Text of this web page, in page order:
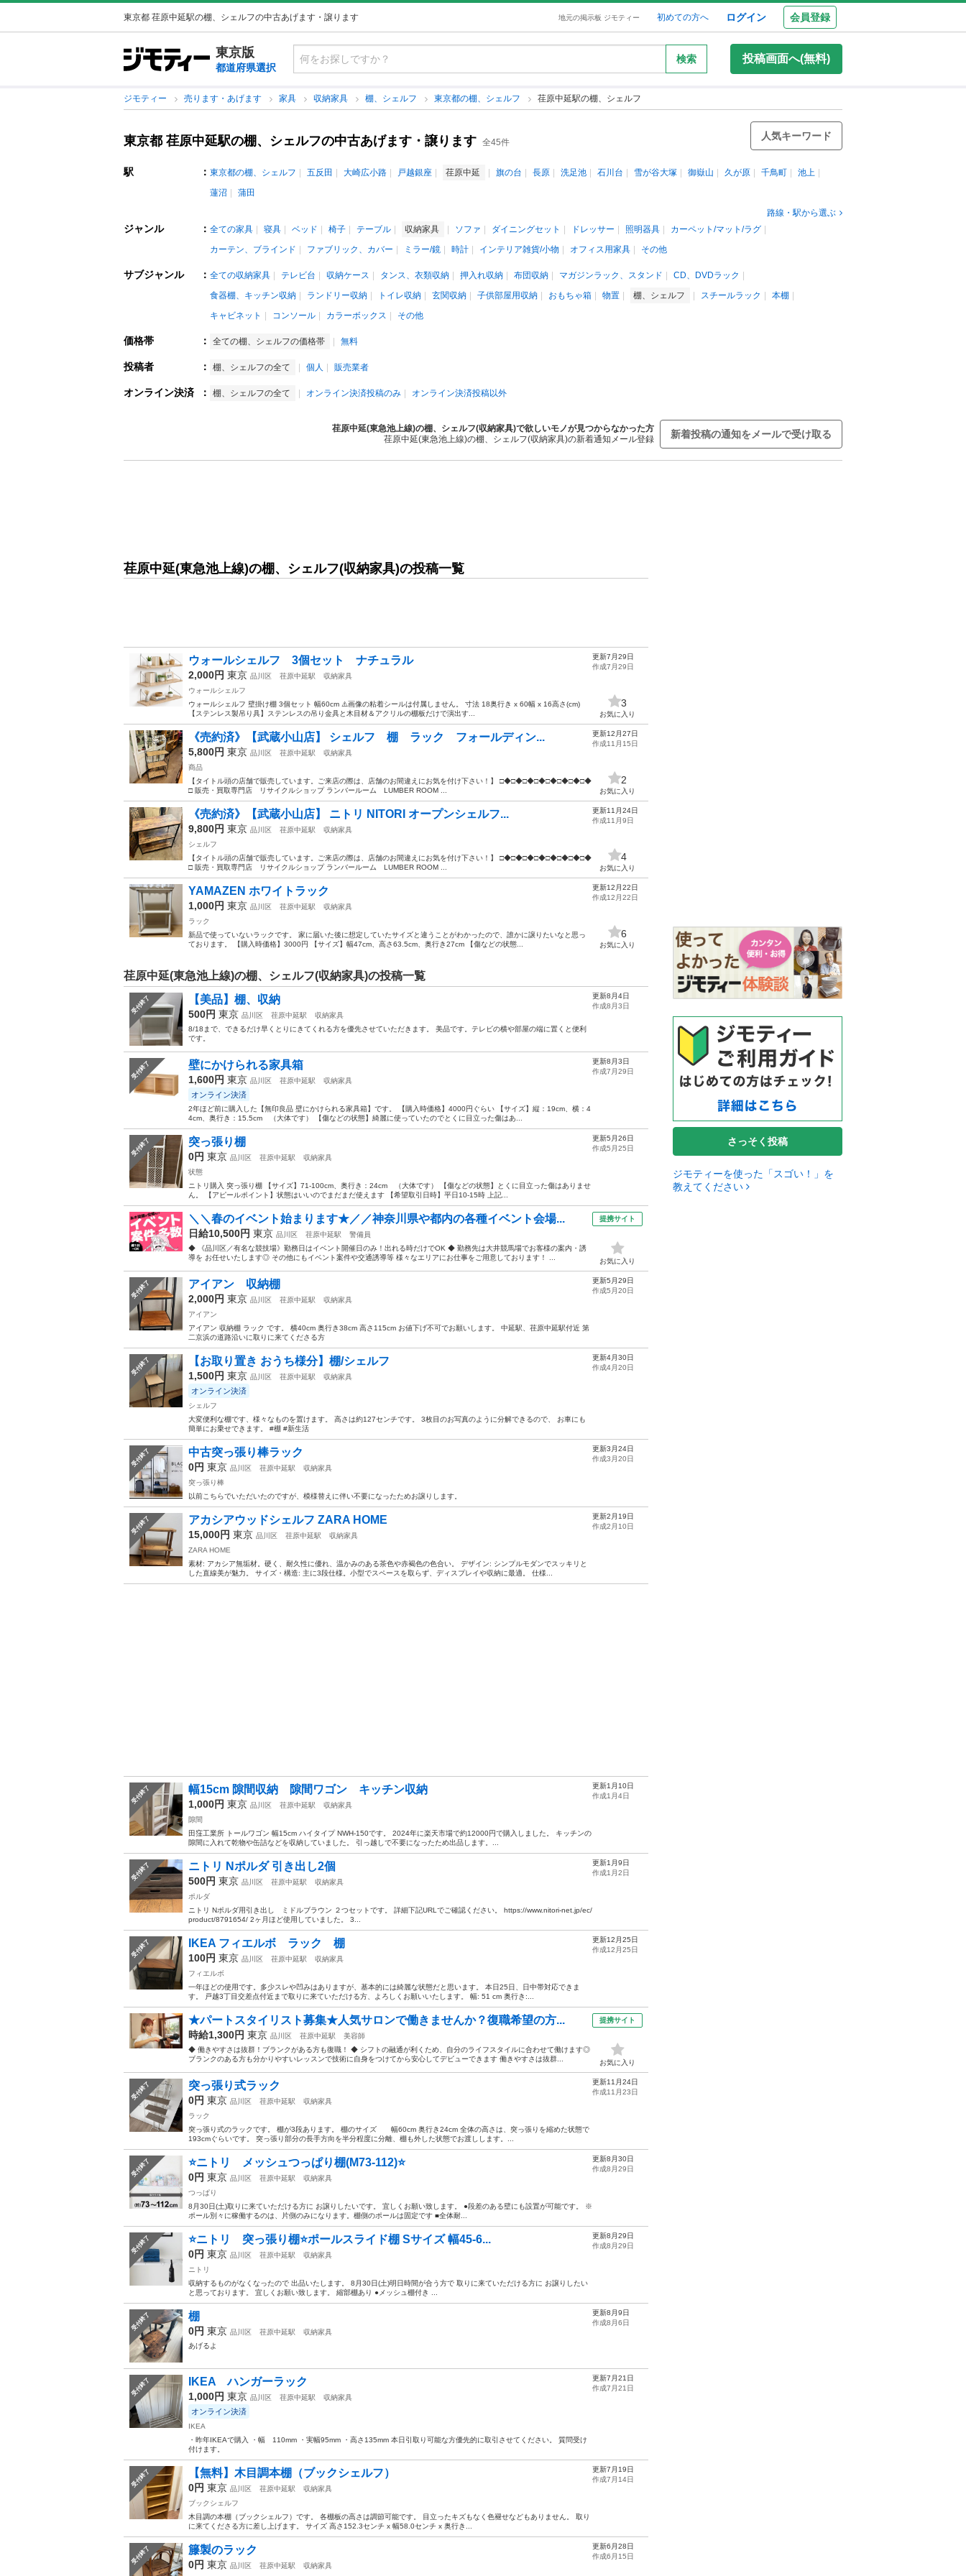
東京都 荏原中延駅の棚、シェルフの中古あげます・譲ります 地元の掲示板 ジモティー 初めての方へ ログイン 会員登録
東京版
都道府県選択
検索 投稿画面へ(無料)
ジモティー 売ります・あげます 家具 収納家具 棚、シェルフ 東京都の棚、シェルフ 荏原中延駅の棚、シェルフ
東京都 荏原中延駅の棚、シェルフの中古あげます・譲ります 全45件
人気キーワード
駅 ： 東京都の棚、シェルフ 五反田 大崎広小路 戸越銀座 荏原中延 旗の台 長原 洗足池 石川台 雪が谷大塚 御嶽山 久が原 千鳥町
池上
蓮沼
蒲田
路線・駅から選ぶ
ジャンル ： 全ての家具 寝具 ベッド 椅子 テーブル 収納家具 ソファ ダイニングセット ドレッサー 照明器具
カーペット/マット/ラグ
カーテン、ブラインド
ファブリック、カバー ミラー/鏡 時計 インテリア雑貨/小物 オフィス用家具 その他
サブジャンル ： 全ての収納家具 テレビ台 収納ケース タンス、衣類収納 押入れ収納 布団収納 マガジンラック、スタンド
CD、DVDラック
食器棚、キッチン収納
ランドリー収納 トイレ収納 玄関収納 子供部屋用収納 おもちゃ箱 物置 棚、シェルフ スチールラック
本棚
キャビネット
コンソール カラーボックス その他
価格帯 ： 全ての棚、シェルフの価格帯 無料
投稿者 ： 棚、シェルフの全て 個人 販売業者
オンライン決済 ： 棚、シェルフの全て オンライン決済投稿のみ オンライン決済投稿以外
荏原中延(東急池上線)の棚、シェルフ(収納家具)で欲しいモノが見つからなかった方
荏原中延(東急池上線)の棚、シェルフ(収納家具)の新着通知メール登録
新着投稿の通知をメールで受け取る
荏原中延(東急池上線)の棚、シェルフ(収納家具)の投稿一覧
ウォールシェルフ 3個セット ナチュラル
2,000円 東京 品川区 荏原中延駅
収納家具
ウォールシェルフ
ウォールシェルフ 壁掛け棚 3個セット 幅60cm ⚠️画像の粘着シールは付属しません。 寸法 18奥行き x 60幅 x 16高さ(cm)
【ステンレス製吊り具】ステンレスの吊り金具と木目材＆アクリルの棚板だけで演出す...
更新7月29日
作成7月29日
3
お気に入り
《売約済》【武蔵小山店】 シェルフ 棚 ラック フォールディン...
5,800円 東京 品川区 荏原中延駅
収納家具
商品
【タイトル頭の店舗で販売しています。ご来店の際は、店舗のお間違えにお気を付け下さい！】 □◆□◆□◆□◆□◆□◆□◆□◆
□ 販売・買取専門店 リサイクルショップ ランバールーム LUMBER ROOM ...
更新12月27日
作成11月15日
2
お気に入り
《売約済》【武蔵小山店】 ニトリ NITORI オープンシェルフ...
9,800円 東京 品川区 荏原中延駅
収納家具
シェルフ
【タイトル頭の店舗で販売しています。ご来店の際は、店舗のお間違えにお気を付け下さい！】 □◆□◆□◆□◆□◆□◆□◆□◆
□ 販売・買取専門店 リサイクルショップ ランバールーム LUMBER ROOM ...
更新11月24日
作成11月9日
4
お気に入り
YAMAZEN ホワイトラック
1,000円 東京 品川区 荏原中延駅
収納家具
ラック
新品で使っていないラックです。 家に届いた後に想定していたサイズと違うことがわかったので、誰かに譲りたいなと思っ
ております。 【購入時価格】3000円 【サイズ】幅47cm、高さ63.5cm、奥行き27cm 【傷などの状態...
更新12月22日
作成12月22日
6
お気に入り
荏原中延(東急池上線)の棚、シェルフ(収納家具)の投稿一覧
受付終了 【美品】棚、収納
500円 東京 品川区 荏原中延駅
収納家具
8/18まで、できるだけ早くとりにきてくれる方を優先させていただきます。 美品です。テレビの横や部屋の端に置くと便利
です。
更新8月4日
作成8月3日
受付終了 壁にかけられる家具箱
1,600円 東京 品川区 荏原中延駅 収納家具
オンライン決済
2年ほど前に購入した【無印良品 壁にかけられる家具箱】です。 【購入時価格】4000円ぐらい 【サイズ】縦：19cm、横：4
4cm、奥行き：15.5cm （大体です） 【傷などの状態】綺麗に使っていたのでとくに目立った傷はあ...
更新8月3日
作成7月29日
受付終了 突っ張り棚
0円 東京 品川区 荏原中延駅
収納家具
状態
ニトリ購入 突っ張り棚 【サイズ】71-100cm、奥行き：24cm （大体です） 【傷などの状態】とくに目立った傷はありませ
ん。 【アピールポイント】状態はいいのでまだまだ使えます 【希望取引日時】平日10-15時 上記...
更新5月26日
作成5月25日
＼＼春のイベント始まります★／／神奈川県や都内の各種イベント会場...
日給10,500円 東京 品川区 荏原中延駅
警備員
◆ 《品川区／有名な競技場》勤務日はイベント開催日のみ！出れる時だけでOK ◆ 勤務先は大井競馬場でお客様の案内・誘
導を お任せいたします◎ その他にもイベント案件や交通誘導等 様々なエリアにお仕事をご用意しております！ ...
提携サイト
お気に入り
受付終了 アイアン 収納棚
2,000円 東京 品川区 荏原中延駅
収納家具
アイアン
アイアン 収納棚 ラック です。 横40cm 奥行き38cm 高さ115cm お値下げ不可でお願いします。 中延駅、荏原中延駅付近 第
二京浜の道路沿いに取りに来てくださる方
更新5月29日
作成5月20日
受付終了 【お取り置き おうち様分】棚/シェルフ
1,500円 東京 品川区 荏原中延駅 収納家具
オンライン決済
シェルフ
大変便利な棚です、様々なものを置けます。 高さは約127センチです。 3枚目のお写真のように分解できるので、 お車にも
簡単にお乗せできます。 #棚 #新生活
更新4月30日
作成4月20日
受付終了 中古突っ張り棒ラック
0円 東京 品川区 荏原中延駅
収納家具
突っ張り棒
以前こちらでいただいたのですが、模様替えに伴い不要になったためお譲りします。
更新3月24日
作成3月20日
受付終了 アカシアウッドシェルフ ZARA HOME
15,000円 東京 品川区 荏原中延駅
収納家具
ZARA HOME
素材: アカシア無垢材。硬く、耐久性に優れ、温かみのある茶色や赤褐色の色合い。 デザイン: シンプルモダンでスッキリと
した直線美が魅力。 サイズ・構造: 主に3段仕様。小型でスペースを取らず、ディスプレイや収納に最適。 仕様...
更新2月19日
作成2月10日
受付終了 幅15cm 隙間収納 隙間ワゴン キッチン収納
1,000円 東京 品川区 荏原中延駅
収納家具
隙間
田窪工業所 トールワゴン 幅15cm ハイタイプ NWH-150です。 2024年に楽天市場で約12000円で購入しました。 キッチンの
隙間に入れて乾物や缶詰などを収納していました。 引っ越しで不要になったため出品します。...
更新1月10日
作成1月4日
受付終了 ニトリ Nポルダ 引き出し2個
500円 東京 品川区 荏原中延駅
収納家具
ポルダ
ニトリ Nポルダ用引き出し ミドルブラウン ２つセットです。 詳細下記URLでご確認ください。 https://www.nitori-net.jp/ec/
product/8791654/ 2ヶ月ほど使用していました。 3...
更新1月9日
作成1月2日
受付終了 IKEA フィエルボ ラック 棚
100円 東京 品川区 荏原中延駅
収納家具
フィエルボ
一年ほどの使用です。多少スレや凹みはありますが、基本的には綺麗な状態だと思います。 本日25日、日中帯対応できま
す。 戸越3丁目交差点付近まで取りに来ていただける方、よろしくお願いいたします。 幅: 51 cm 奥行き:...
更新12月25日
作成12月25日
★パートスタイリスト募集★人気サロンで働きませんか？復職希望の方...
時給1,300円 東京 品川区 荏原中延駅
美容師
◆ 働きやすさは抜群！ブランクがある方も復職！ ◆ シフトの融通が利くため、自分のライフスタイルに合わせて働けます◎
ブランクのある方も分かりやすいレッスンで技術に自身をつけてから安心してデビューできます 働きやすさは抜群...
提携サイト
お気に入り
受付終了 突っ張り式ラック
0円 東京 品川区 荏原中延駅
収納家具
ラック
突っ張り式のラックです。 棚が3段あります。 棚のサイズ 幅60cm 奥行き24cm 全体の高さは、突っ張りを縮めた状態で
193cmぐらいです。 突っ張り部分の長手方向を半分程度に分離、棚も外した状態でお渡しします。...
更新11月24日
作成11月23日
受付終了 ⭐️ニトリ メッシュつっぱり棚(M73-112)⭐️
0円 東京 品川区 荏原中延駅
収納家具
つっぱり
8月30日(土)取りに来ていただける方に お譲りしたいです。 宜しくお願い致します。 ●段差のある壁にも設置が可能です。 ※
ポール別々に稼働するのは、片側のみになります。棚側のポールは固定です ■全体耐...
更新8月30日
作成8月29日
受付終了 ⭐️ニトリ 突っ張り棚⭐️ポールスライド棚 Sサイズ 幅45-6...
0円 東京 品川区 荏原中延駅
収納家具
ニトリ
収納するものがなくなったので 出品いたします。 8月30日(土)明日時間が合う方で 取りに来ていただける方に お譲りしたい
と思っております。 宜しくお願い致します。 縮部棚あり ●メッシュ棚付き ...
更新8月29日
作成8月29日
受付終了 棚
0円 東京 品川区 荏原中延駅
収納家具
あげるよ
更新8月9日
作成8月6日
受付終了 IKEA ハンガーラック
1,000円 東京 品川区 荏原中延駅 収納家具
オンライン決済
IKEA
・昨年IKEAで購入 ・幅 110mm ・実幅95mm ・高さ135mm 本日引取り可能な方優先的に取引させてください。 質問受け
付けます。
更新7月21日
作成7月21日
受付終了 【無料】木目調本棚（ブックシェルフ）
0円 東京 品川区 荏原中延駅
収納家具
ブックシェルフ
木目調の本棚（ブックシェルフ）です。 各棚板の高さは調節可能です。 目立ったキズもなく色褪せなどもありません。 取り
に来てくださる方に差し上げます。 サイズ 高さ152.3センチ x 幅58.0センチ x 奥行き...
更新7月19日
作成7月14日
受付終了 籐製のラック
0円 東京 品川区 荏原中延駅
収納家具
更新6月28日
作成6月15日
さっそく投稿
ジモティーを使った「スゴい！」を
教えてください